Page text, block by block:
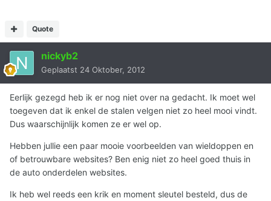
Quote
nickyb2
Geplaatst 24 Oktober, 2012
Eerlijk gezegd heb ik er nog niet over na gedacht. Ik moet wel
toegeven dat ik enkel de stalen velgen niet zo heel mooi vindt.
Dus waarschijnlijk komen ze er wel op.
Hebben jullie een paar mooie voorbeelden van wieldoppen en
of betrouwbare websites? Ben enig niet zo heel goed thuis in
de auto onderdelen websites.
Ik heb wel reeds een krik en moment sleutel besteld, dus de